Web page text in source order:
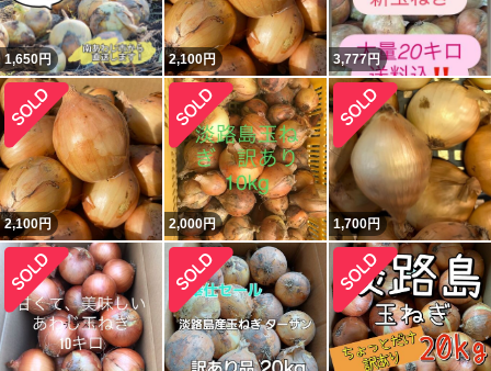
1,650円 2,100円 3,777円
2,100円 2,000円 1,700円